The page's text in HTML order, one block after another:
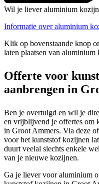
Wil je liever aluminium
Informatie over aluminium
Klik op bovenstaande knop
laten plaatsen van aluminium
Offerte voor
aanbrengen in
Ben je overtuigd en wil je
en vrijblijvend je offertes om
in Groot Ammers. Via deze
voor het kunststof kozijnen
duurt veelal slechts enkele
van je nieuwe kozijnen.
Ga je liever voor aluminium